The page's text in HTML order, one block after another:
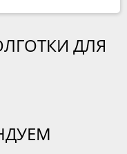
ДЛЯ